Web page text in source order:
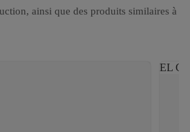
ainsi que des produits similaires à
EL